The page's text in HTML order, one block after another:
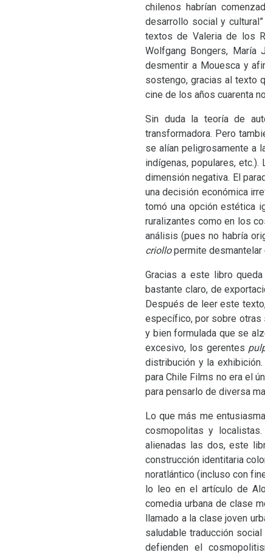
chilenos habrían
desarrollo social y
textos de Valeria de los
Wolfgang Bongers, María
desmentir a Mouesca y
sostengo, gracias al texto
cine de los años cuarenta
Sin duda la teoría de
transformadora. Pero
se alían peligrosamente a
indígenas, populares,
dimensión negativa. El
una decisión económica
tomó una opción estética
ruralizantes como en los
análisis (pues no habría
criollopermite desmantelar
Gracias a este libro
bastante claro, de
Después de leer este
específico, por sobre otras
y bien formulada que se
excesivo, los gerentes
distribución y la
para Chile Films no era el
para pensarlo de diversa
Lo que más me
cosmopolitas y
alienadas las dos, este
construcción identitaria
noratlántico (incluso con
lo leo en el artículo de
comedia urbana de clase
llamado a la clase joven
saludable traducción
defienden el